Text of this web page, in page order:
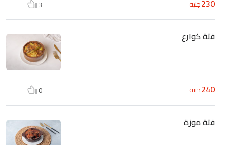
230جنيه 3
فتة كوارع
240جنيه 0
فتة موزة